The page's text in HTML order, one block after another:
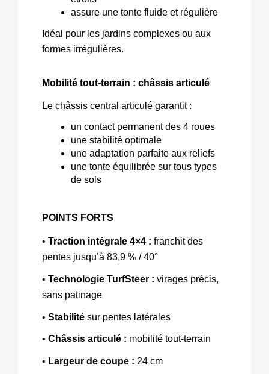
assure une tonte fluide et régulière
Idéal pour les jardins complexes ou aux
formes irrégulières.
Mobilité tout‑terrain : châssis articulé
Le châssis central articulé garantit :
un contact permanent des 4 roues
une stabilité optimale
une adaptation parfaite aux reliefs
une tonte équilibrée sur tous types
de sols
POINTS FORTS
• Traction intégrale 4×4 : franchit des
pentes jusqu’à 83,9 % / 40°
• Technologie TurfSteer : virages précis,
sans patinage
• Stabilité sur pentes latérales
• Châssis articulé : mobilité tout‑terrain
• Largeur de coupe : 24 cm